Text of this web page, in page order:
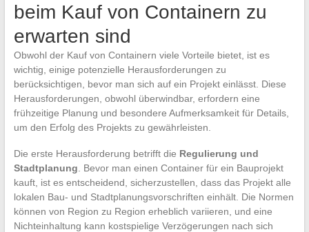
beim Kauf von Containern zu
erwarten sind
Obwohl der Kauf von Containern viele Vorteile bietet, ist es
wichtig, einige potenzielle Herausforderungen zu
berücksichtigen, bevor man sich auf ein Projekt einlässt. Diese
Herausforderungen, obwohl überwindbar, erfordern eine
frühzeitige Planung und besondere Aufmerksamkeit für Details,
um den Erfolg des Projekts zu gewährleisten.
Die erste Herausforderung betrifft die Regulierung und
Stadtplanung . Bevor man einen Container für ein Bauprojekt
kauft, ist es entscheidend, sicherzustellen, dass das Projekt alle
lokalen Bau- und Stadtplanungsvorschriften einhält. Die Normen
können von Region zu Region erheblich variieren, und eine
Nichteinhaltung kann kostspielige Verzögerungen nach sich